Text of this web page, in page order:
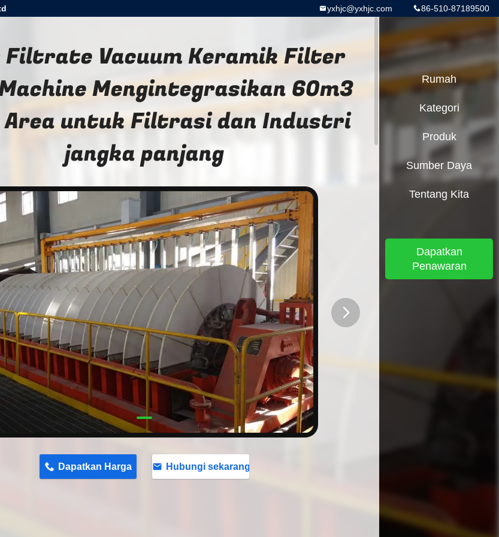
86-510-87189500
yxhjc@yxhjc.com
Filtrate Vacuum Keramik Filter
Mengintegrasikan 60m3
untuk Filtrasi dan Industri
jangka panjang
Dapatkan Harga Hubungi sekarang
Rumah
Kategori
Produk
Sumber Daya
Tentang Kita
Dapatkan
Penawaran